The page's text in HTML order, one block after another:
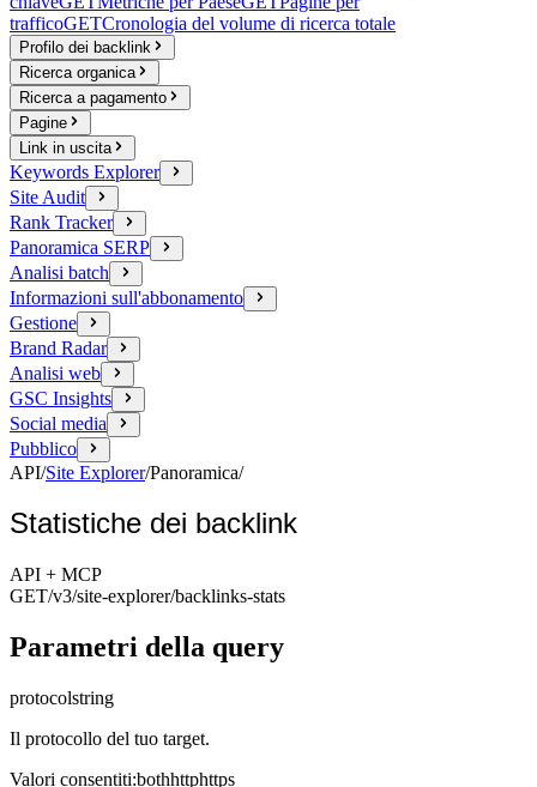
trafficoGETCronologia del volume di ricerca totale
Profilo dei backlink
Ricerca organica
Ricerca a pagamento
Pagine
Link in uscita
Keywords Explorer
Site Audit
Rank Tracker
Panoramica SERP
Analisi batch
Informazioni sull'abbonamento
Gestione
Brand Radar
Analisi web
GSC Insights
Social media
Pubblico
API/Site Explorer/Panoramica/
Statistiche dei backlink
API + MCP
GET/v3/site-explorer/backlinks-stats
Parametri della query
protocolstring
Il protocollo del tuo target.
Valori consentiti:bothhttphttps